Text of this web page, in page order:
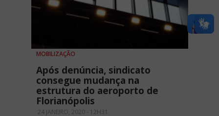
MOBILIZAÇÃO
Após denúncia, sindicato
consegue mudança na
estrutura do aeroporto de
Florianópolis
24 JANEIRO, 2020 - 12H31